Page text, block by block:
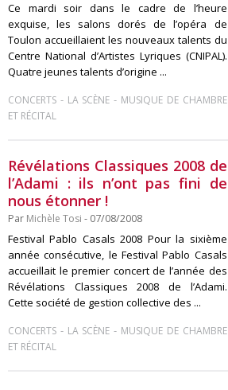
Ce mardi soir dans le cadre de l’heure
exquise, les salons dorés de l’opéra de
Toulon accueillaient les nouveaux talents du
Centre National d’Artistes Lyriques (CNIPAL).
Quatre jeunes talents d’origine ...
CONCERTS - LA SCÈNE - MUSIQUE DE CHAMBRE
ET RÉCITAL
Révélations Classiques 2008 de
l’Adami : ils n’ont pas fini de
nous étonner !
Par Michèle Tosi - 07/08/2008
Festival Pablo Casals 2008 Pour la sixième
année consécutive, le Festival Pablo Casals
accueillait le premier concert de l’année des
Révélations Classiques 2008 de l’Adami.
Cette société de gestion collective des ...
CONCERTS - LA SCÈNE - MUSIQUE DE CHAMBRE
ET RÉCITAL